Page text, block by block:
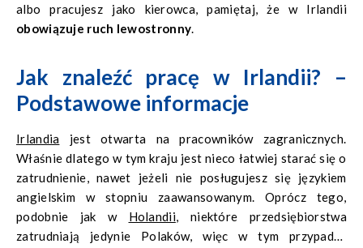
albo pracujesz jako kierowca, pamiętaj, że w Irlandii
obowiązuje ruch lewostronny.
Jak znaleźć pracę w Irlandii? –
Podstawowe informacje
Irlandia jest otwarta na pracowników zagranicznych.
Właśnie dlatego w tym kraju jest nieco łatwiej starać się o
zatrudnienie, nawet jeżeli nie posługujesz się językiem
angielskim w stopniu zaawansowanym. Oprócz tego,
podobnie jak w Holandii, niektóre przedsiębiorstwa
zatrudniają jedynie Polaków, więc w tym przypadku